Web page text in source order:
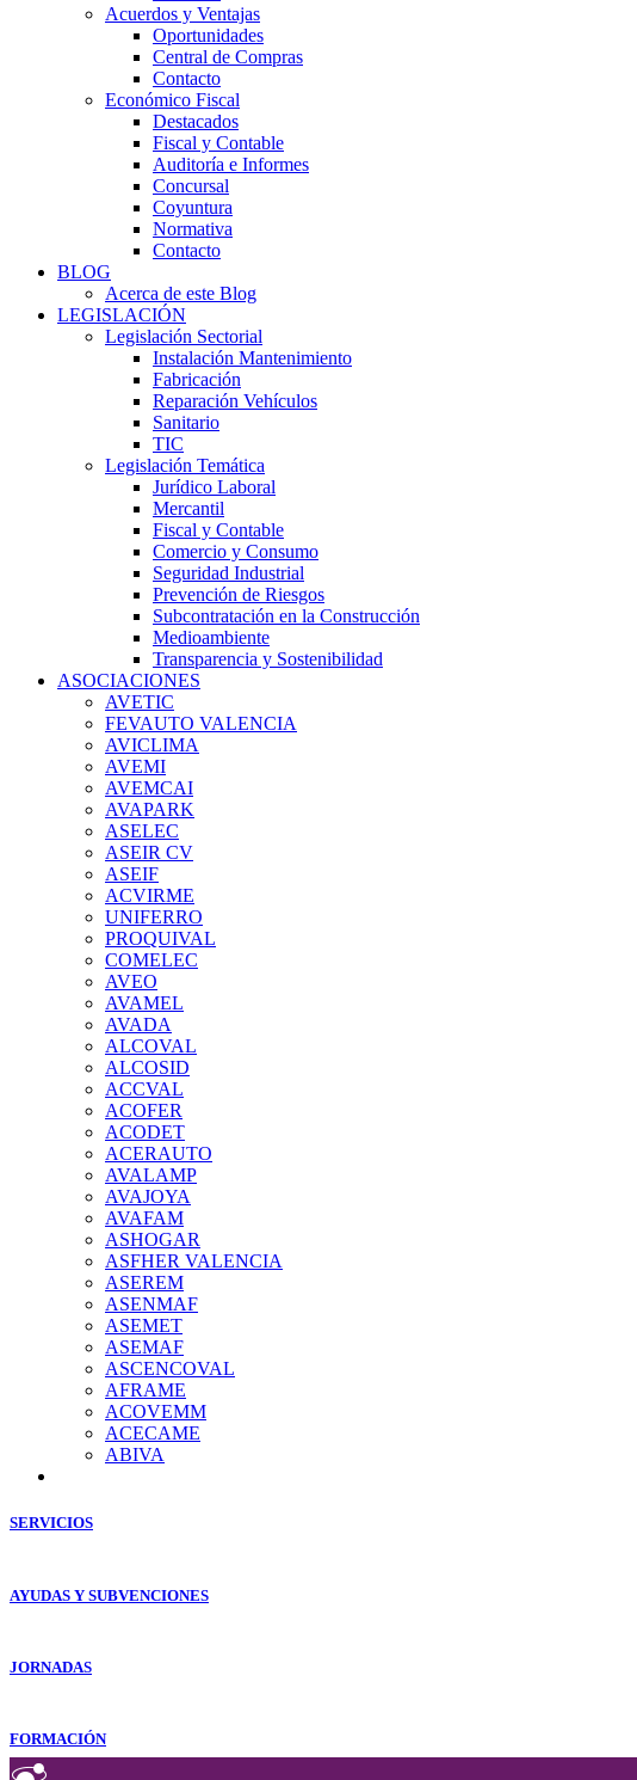
Acuerdos y Ventajas
Oportunidades
Central de Compras
Contacto
Económico Fiscal
Destacados
Fiscal y Contable
Auditoría e Informes
Concursal
Coyuntura
Normativa
Contacto
BLOG
Acerca de este Blog
LEGISLACIÓN
Legislación Sectorial
Instalación Mantenimiento
Fabricación
Reparación Vehículos
Sanitario
TIC
Legislación Temática
Jurídico Laboral
Mercantil
Fiscal y Contable
Comercio y Consumo
Seguridad Industrial
Prevención de Riesgos
Subcontratación en la Construcción
Medioambiente
Transparencia y Sostenibilidad
ASOCIACIONES
AVETIC
FEVAUTO VALENCIA
AVICLIMA
AVEMI
AVEMCAI
AVAPARK
ASELEC
ASEIR CV
ASEIF
ACVIRME
UNIFERRO
PROQUIVAL
COMELEC
AVEO
AVAMEL
AVADA
ALCOVAL
ALCOSID
ACCVAL
ACOFER
ACODET
ACERAUTO
AVALAMP
AVAJOYA
AVAFAM
ASHOGAR
ASFHER VALENCIA
ASEREM
ASENMAF
ASEMET
ASEMAF
ASCENCOVAL
AFRAME
ACOVEMM
ACECAME
ABIVA
SERVICIOS
AYUDAS Y SUBVENCIONES
JORNADAS
FORMACIÓN